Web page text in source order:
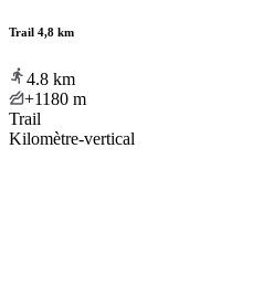
Trail 4,8 km
4.8 km
+1180 m
Trail
Kilomètre-vertical